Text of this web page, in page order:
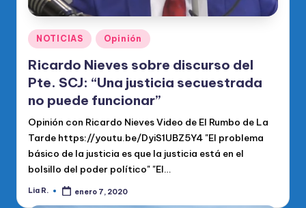
Publicado
en
NOTICIAS Opinión
Ricardo Nieves sobre discurso del
Pte. SCJ: “Una justicia secuestrada
no puede funcionar”
Opinión con Ricardo Nieves Video de El Rumbo de La
Tarde https://youtu.be/DyiS1UBZ5Y4 "El problema
básico de la justicia es que la justicia está en el
bolsillo del poder político" "El…
Publicado
Lia R. enero 7, 2020